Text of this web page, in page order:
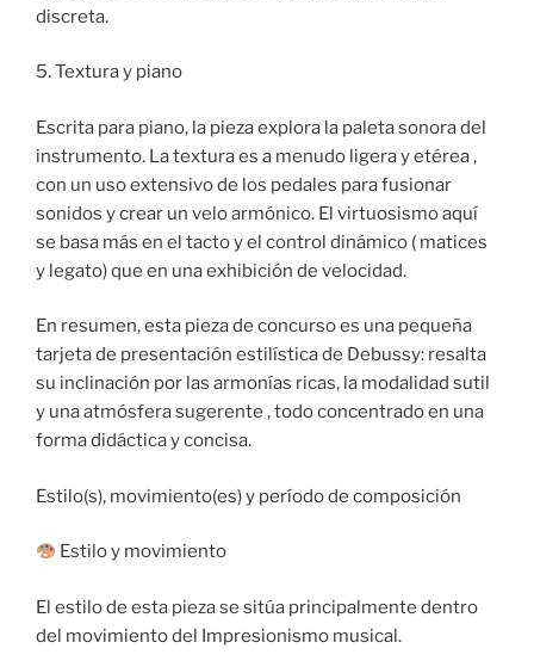
discreta.
5. Textura y piano
Escrita para piano, la pieza explora la paleta sonora del
instrumento. La textura es a menudo ligera y etérea ,
con un uso extensivo de los pedales para fusionar
sonidos y crear un velo armónico. El virtuosismo aquí
se basa más en el tacto y el control dinámico ( matices
y legato) que en una exhibición de velocidad.
En resumen, esta pieza de concurso es una pequeña
tarjeta de presentación estilística de Debussy: resalta
su inclinación por las armonías ricas, la modalidad sutil
y una atmósfera sugerente , todo concentrado en una
forma didáctica y concisa.
Estilo(s), movimiento(es) y período de composición
Estilo y movimiento
El estilo de esta pieza se sitúa principalmente dentro
del movimiento del Impresionismo musical.